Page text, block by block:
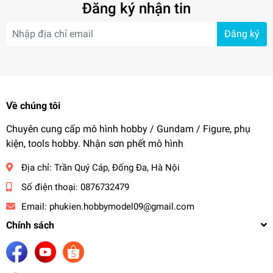
Đăng ký nhận tin
Đăng ký
Về chúng tôi
Chuyên cung cấp mô hình hobby / Gundam / Figure, phụ
kiện, tools hobby. Nhận sơn phết mô hình
Địa chỉ: Trần Quý Cáp, Đống Đa, Hà Nội
Số điện thoại: 0876732479
Email: phukien.hobbymodel09@gmail.com
Chính sách